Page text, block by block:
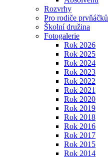
Rozvrhy
Pro rodiče prvňáčků
Školní družina
Fotogalerie
Rok 2026
Rok 2025
Rok 2024
Rok 2023
Rok 2022
Rok 2021
Rok 2020
Rok 2019
Rok 2018
Rok 2016
Rok 2017
Rok 2015
Rok 2014